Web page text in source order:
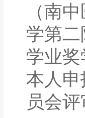
（南
学第
学业
本人
员会